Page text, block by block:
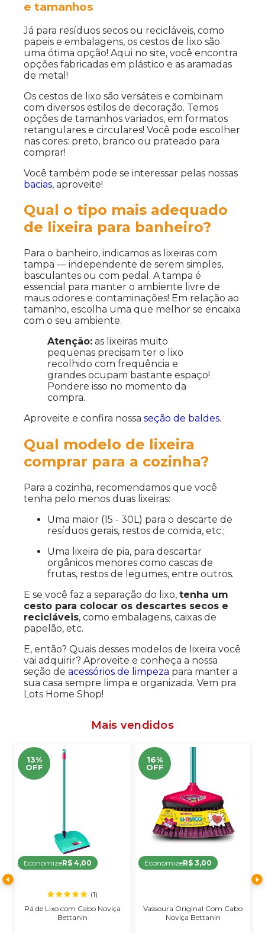
e tamanhos
Já para resíduos secos ou recicláveis, como
papeis e embalagens, os cestos de lixo são
uma ótima opção! Aqui no site, você encontra
opções fabricadas em plástico e as aramadas
de metal!
Os cestos de lixo são versáteis e combinam
com diversos estilos de decoração. Temos
opções de tamanhos variados, em formatos
retangulares e circulares! Você pode escolher
nas cores: preto, branco ou prateado para
comprar!
Você também pode se interessar pelas nossas
bacias, aproveite!
Qual o tipo mais adequado
de lixeira para banheiro?
Para o banheiro, indicamos as lixeiras com
tampa — independente de serem simples,
basculantes ou com pedal. A tampa é
essencial para manter o ambiente livre de
maus odores e contaminações! Em relação ao
tamanho, escolha uma que melhor se encaixa
com o seu ambiente.
Atenção: as lixeiras muito
pequenas precisam ter o lixo
recolhido com frequência e
grandes ocupam bastante espaço!
Pondere isso no momento da
compra.
Aproveite e confira nossaseção de baldes.
Qual modelo de lixeira
comprar para a cozinha?
Para a cozinha, recomendamos que você
tenha pelo menos duas lixeiras:
Uma maior (15 - 30L) para o descarte de
resíduos gerais, restos de comida, etc.;
Uma lixeira de pia, para descartar
orgânicos menores como cascas de
frutas, restos de legumes, entre outros.
E se você faz a separação do lixo,tenha um
cesto para colocar os descartes secos e
recicláveis, como embalagens, caixas de
papelão, etc.
E, então? Quais desses modelos de lixeira você
vai adquirir? Aproveite e conheça a nossa
seção deacessórios de limpeza para manter a
sua casa sempre limpa e organizada. Vem pra
Lots Home Shop!
Mais vendidos
13%
OFF
EconomizeR$ 4,00
(1)
Pá de Lixo com Cabo Noviça
Bettanin
16%
OFF
EconomizeR$ 3,00
Vassoura Original Com Cabo
Noviça Bettanin